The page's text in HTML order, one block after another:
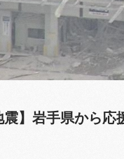
震】岩手県から